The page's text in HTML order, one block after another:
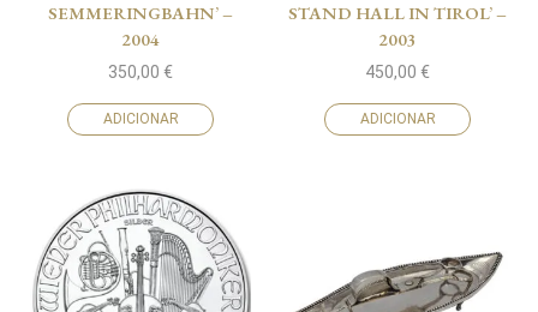
SEMMERINGBAHN’ –
2004
350,00 €
ADICIONAR
STAND HALL IN TIROL’ –
2003
450,00 €
ADICIONAR